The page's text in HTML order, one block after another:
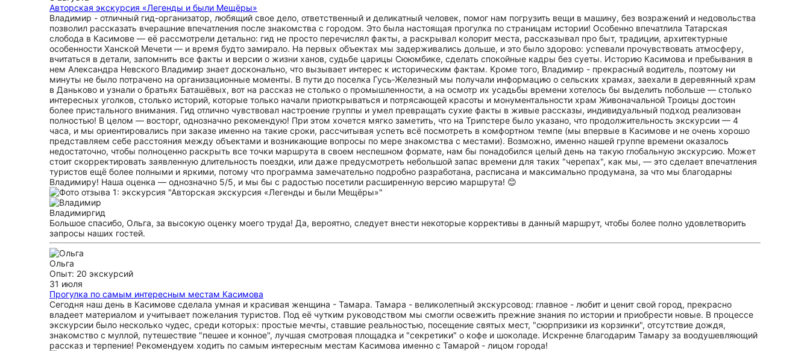
Авторская экскурсия «Легенды и были Мещёры»
Владимир - отличный гид-организатор, любящий свое дело, ответственный и деликатный человек, помог нам погрузить вещи в машину, без возражений и недовольства
позволил рассказать вчерашние впечатления после знакомства с городом. Это была настоящая прогулка по страницам истории! Особенно впечатлила Татарская
слобода в Касимове — её рассмотрели детально: гид не просто перечислял факты, а раскрывал колорит места, рассказывал про быт, традиции, архитектурные
особенности Ханской Мечети — и время будто замирало. На первых объектах мы задерживались дольше, и это было здорово: успевали прочувствовать атмосферу,
вчитаться в детали, запомнить все факты и версии о жизни ханов, судьбе царицы Сююмбике, сделать спокойные кадры без суеты. Историю Касимова и пребывания в
нем Александра Невского Владимир знает досконально, что вызывает интерес к историческим фактам. Кроме того, Владимир - прекрасный водитель, поэтому ни
минуты не было потрачено на организационные моменты. В пути до поселка Гусь‑Железный мы получали информацию о сельских храмах, заехали в деревянный храм
в Даньково и узнали о братьях Баташёвых, вот на рассказ не столько о промышленности, а на осмотр их усадьбы времени хотелось бы выделить побольше — столько
интересных уголков, столько историй, которые только начали приоткрываться и потрясающей красоты и монументальности храм Живоначальной Троицы достоин
более пристального внимания. Гид отлично чувствовал настроение группы и умел превращать сухие факты в живые рассказы, индивидуальный подход реализован
полностью! В целом — восторг, однозначно рекомендую! При этом хочется мягко заметить, что на Трипстере было указано, что продолжительность экскурсии — 4
часа, и мы ориентировались при заказе именно на такие сроки, рассчитывая успеть всё посмотреть в комфортном темпе (мы впервые в Касимове и не очень хорошо
представляем себе расстояния между объектами и возникающие вопросы по мере знакомства с местами). Возможно, именно нашей группе времени оказалось
недостаточно, чтобы полноценно раскрыть все точки маршрута в своем неспешном формате, нам бы понадобился целый день на такую глобальную экскурсию. Может
стоит скорректировать заявленную длительность поездки, или даже предусмотреть небольшой запас времени для таких "черепах", как мы, — это сделает впечатления
туристов ещё более полными и яркими, потому что программа замечательно подробно разработана, расписана и максимально продумана, за что мы благодарны
Владимиру! Наша оценка — однозначно 5/5, и мы бы с радостью посетили расширенную версию маршрута! 😊
Владимиргид
Большое спасибо, Ольга, за высокую оценку моего труда! Да, вероятно, следует внести некоторые коррективы в данный маршрут, чтобы более полно удовлетворить
запросы наших гостей.
Ольга
Опыт: 20 экскурсий
31 июля
Прогулка по самым интересным местам Касимова
Сегодня наш день в Касимове сделала умная и красивая женщина - Тамара. Тамара - великолепный экскурсовод: главное - любит и ценит свой город, прекрасно
владеет материалом и учитывает пожелания туристов. Под её чутким руководством мы смогли освежить прежние знания по истории и приобрести новые. В процессе
экскурсии было несколько чудес, среди которых: простые мечты, ставшие реальностью, посещение святых мест, "сюрпризики из корзинки", отсутствие дождя,
знакомство с муллой, путешествие "пешее и конное", лучшая смотровая площадка и "секретики" о кофе и шоколаде. Искренне благодарим Тамару за воодушевляющий
рассказ и терпение! Рекомендуем ходить по самым интересным местам Касимова именно с Тамарой - лицом города!